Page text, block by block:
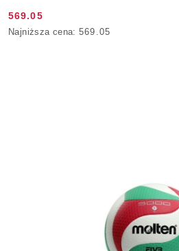
Cena
promocyjna:
569.05
Najniższa
Najniższa cena: 569.05